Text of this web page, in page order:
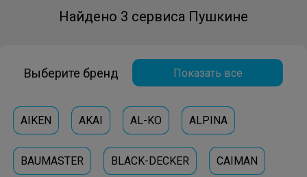
Найдено 3 сервиса Пушкине
Выберите бренд Показать все
AIKEN AKAI AL-KO ALPINA
BAUMASTER BLACK-DECKER CAIMAN